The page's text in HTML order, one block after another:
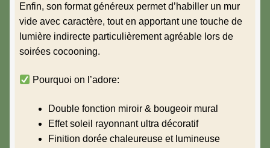
Enfin, son format généreux permet d’habiller un mur
vide avec caractère, tout en apportant une touche de
lumière indirecte particulièrement agréable lors de
soirées cocooning.
Pourquoi on l’adore:
Double fonction miroir & bougeoir mural
Effet soleil rayonnant ultra décoratif
Finition dorée chaleureuse et lumineuse